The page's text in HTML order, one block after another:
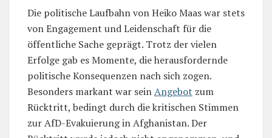
Die politische Laufbahn von Heiko Maas war stets
von Engagement und Leidenschaft für die
öffentliche Sache geprägt. Trotz der vielen
Erfolge gab es Momente, die herausfordernde
politische Konsequenzen nach sich zogen.
Besonders markant war seinAngebot zum
Rücktritt, bedingt durch die kritischen Stimmen
zur AfD-Evakuierung in Afghanistan. Der